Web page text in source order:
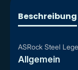
Beschreibung
ASRock Steel
Allgemein